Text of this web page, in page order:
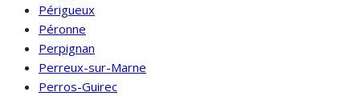
Périgueux
Péronne
Perpignan
Perreux-sur-Marne
Perros-Guirec